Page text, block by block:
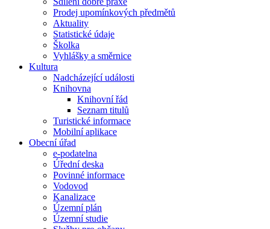
Prodej upomínkových předmětů
Aktuality
Statistické údaje
Školka
Vyhlášky a směrnice
Kultura
Nadcházející události
Knihovna
Knihovní řád
Seznam titulů
Turistické informace
Mobilní aplikace
Obecní úřad
e-podatelna
Úřední deska
Povinné informace
Vodovod
Kanalizace
Územní plán
Územní studie